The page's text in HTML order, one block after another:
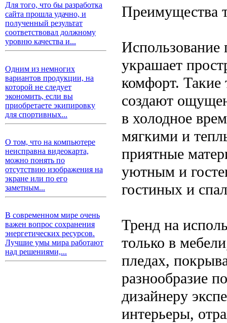
Для того, что бы разработка
сайта прошла удачно, и
полученный результат
соответствовал должному
уровню качества и...
Одним из немногих
вариантов продукции, на
которой не следует
экономить, если вы
приобретаете экипировку
для спортивных...
О том, что на компьютере
неисправна видеокарта,
можно понять по
отсутствию изображения на
экране или по его
заметным...
В современном мире очень
важен вопрос сохранения
энергетических ресурсов.
Лучшие умы мира работают
над решениями,...
Преимущества
Использование
украшает
комфорт. Такие
создают
в холодное
мягкими и
приятные
уютным и
гостиных и
Тренд на
только в
пледах,
разнообразие
дизайнеру
интерьеры,